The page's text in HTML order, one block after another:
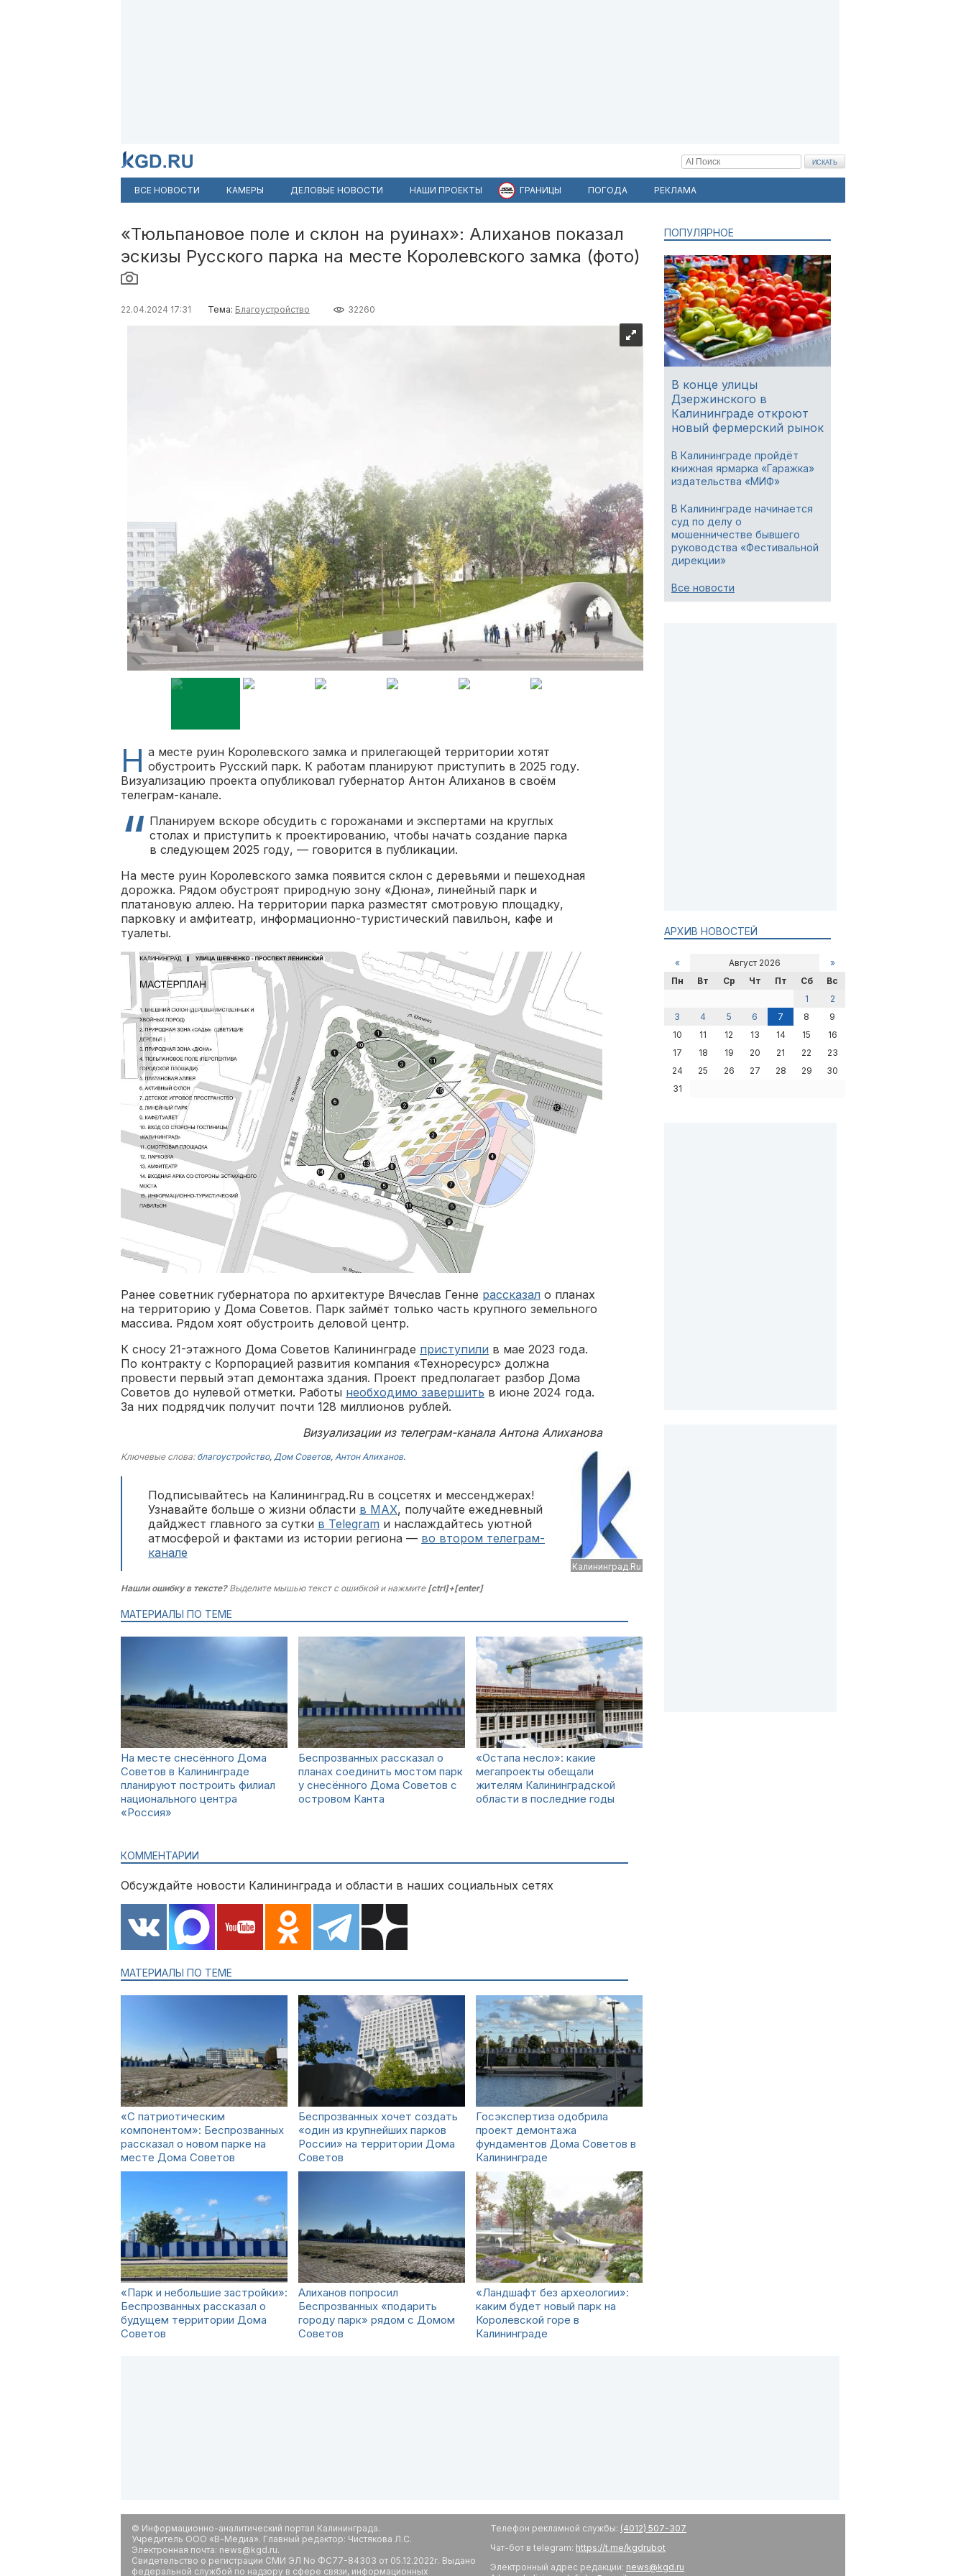
ВСЕ НОВОСТИ КАМЕРЫ ДЕЛОВЫЕ НОВОСТИ НАШИ ПРОЕКТЫ ГРАНИЦЫ ПОГОДА РЕКЛАМА
«Тюльпановое поле и склон на руинах»: Алиханов показал
эскизы Русского парка на месте Королевского замка (фото)
22.04.2024 17:31 Тема: Благоустройство 32260
Н а месте руин Королевского замка и прилегающей территории хотят
обустроить Русский парк. К работам планируют приступить в 2025 году.
Визуализацию проекта опубликовал губернатор Антон Алиханов в своём
телеграм-канале.
Планируем вскоре обсудить с горожанами и экспертами на круглых
столах и приступить к проектированию, чтобы начать создание парка
в следующем 2025 году, — говорится в публикации.
На месте руин Королевского замка появится склон с деревьями и пешеходная
дорожка. Рядом обустроят природную зону «Дюна», линейный парк и
платановую аллею. На территории парка разместят смотровую площадку,
парковку и амфитеатр, информационно-туристический павильон, кафе и
туалеты.
Ранее советник губернатора по архитектуре Вячеслав Генне рассказал о планах
на территорию у Дома Советов. Парк займёт только часть крупного земельного
массива. Рядом хоят обустроить деловой центр.
К сносу 21-этажного Дома Советов Калининграде приступили в мае 2023 года.
По контракту с Корпорацией развития компания «Техноресурс» должна
провести первый этап демонтажа здания. Проект предполагает разбор Дома
Советов до нулевой отметки. Работы необходимо завершить в июне 2024 года.
За них подрядчик получит почти 128 миллионов рублей.
Визуализации из телеграм-канала Антона Алиханова
Калининград.Ru
Ключевые слова: благоустройство, Дом Советов, Антон Алиханов.
Подписывайтесь на Калининград.Ru в соцсетях и мессенджерах!
Узнавайте больше о жизни области в MAX, получайте ежедневный
дайджест главного за сутки в Telegram и наслаждайтесь уютной
атмосферой и фактами из истории региона — во втором телеграм-
канале
Нашли ошибку в тексте?Выделите мышью текст с ошибкой и нажмите [ctrl]+[enter]
МАТЕРИАЛЫ ПО ТЕМЕ
На месте снесённого Дома
Советов в Калининграде
планируют построить филиал
национального центра
«Россия»
Беспрозванных рассказал о
планах соединить мостом парк
у снесённого Дома Советов с
островом Канта
«Остапа несло»: какие
мегапроекты обещали
жителям Калининградской
области в последние годы
КОММЕНТАРИИ
Обсуждайте новости Калининграда и области в наших социальных сетях
МАТЕРИАЛЫ ПО ТЕМЕ
«С патриотическим
компонентом»: Беспрозванных
рассказал о новом парке на
месте Дома Советов
Беспрозванных хочет создать
«один из крупнейших парков
России» на территории Дома
Советов
Госэкспертиза одобрила
проект демонтажа
фундаментов Дома Советов в
Калининграде
«Парк и небольшие застройки»:
Беспрозванных рассказал о
будущем территории Дома
Советов
Алиханов попросил
Беспрозванных «подарить
городу парк» рядом с Домом
Советов
«Ландшафт без археологии»:
каким будет новый парк на
Королевской горе в
Калининграде
ПОПУЛЯРНОЕ
В конце улицы
Дзержинского в
Калининграде откроют
новый фермерский рынок
В Калининграде пройдёт
книжная ярмарка «Гаражка»
издательства «МИФ»
В Калининграде начинается
суд по делу о
мошенничестве бывшего
руководства «Фестивальной
дирекции»
Все новости
АРХИВ НОВОСТЕЙ
« Август 2026
»
Пн
Вт Ср Чт Пт Сб
Вс
1
2
3
4 5 6 7 8
9
10
11 12 13 14 15
16
17
18 19 20 21 22
23
24
25 26 27 28 29
30
31
© Информационно-аналитический портал Калининграда.
Учредитель ООО «В-Медиа». Главный редактор: Чистякова Л.С.
Электронная почта: news@kgd.ru.
Свидетельство о регистрации СМИ ЭЛ No ФС77-84303 от 05.12.2022г. Выдано
федеральной службой по надзору в сфере связи, информационных
Телефон рекламной службы: (4012) 507-307
Чат-бот в telegram: https://t.me/kgdrubot
Электронный адрес редакции: news@kgd.ru